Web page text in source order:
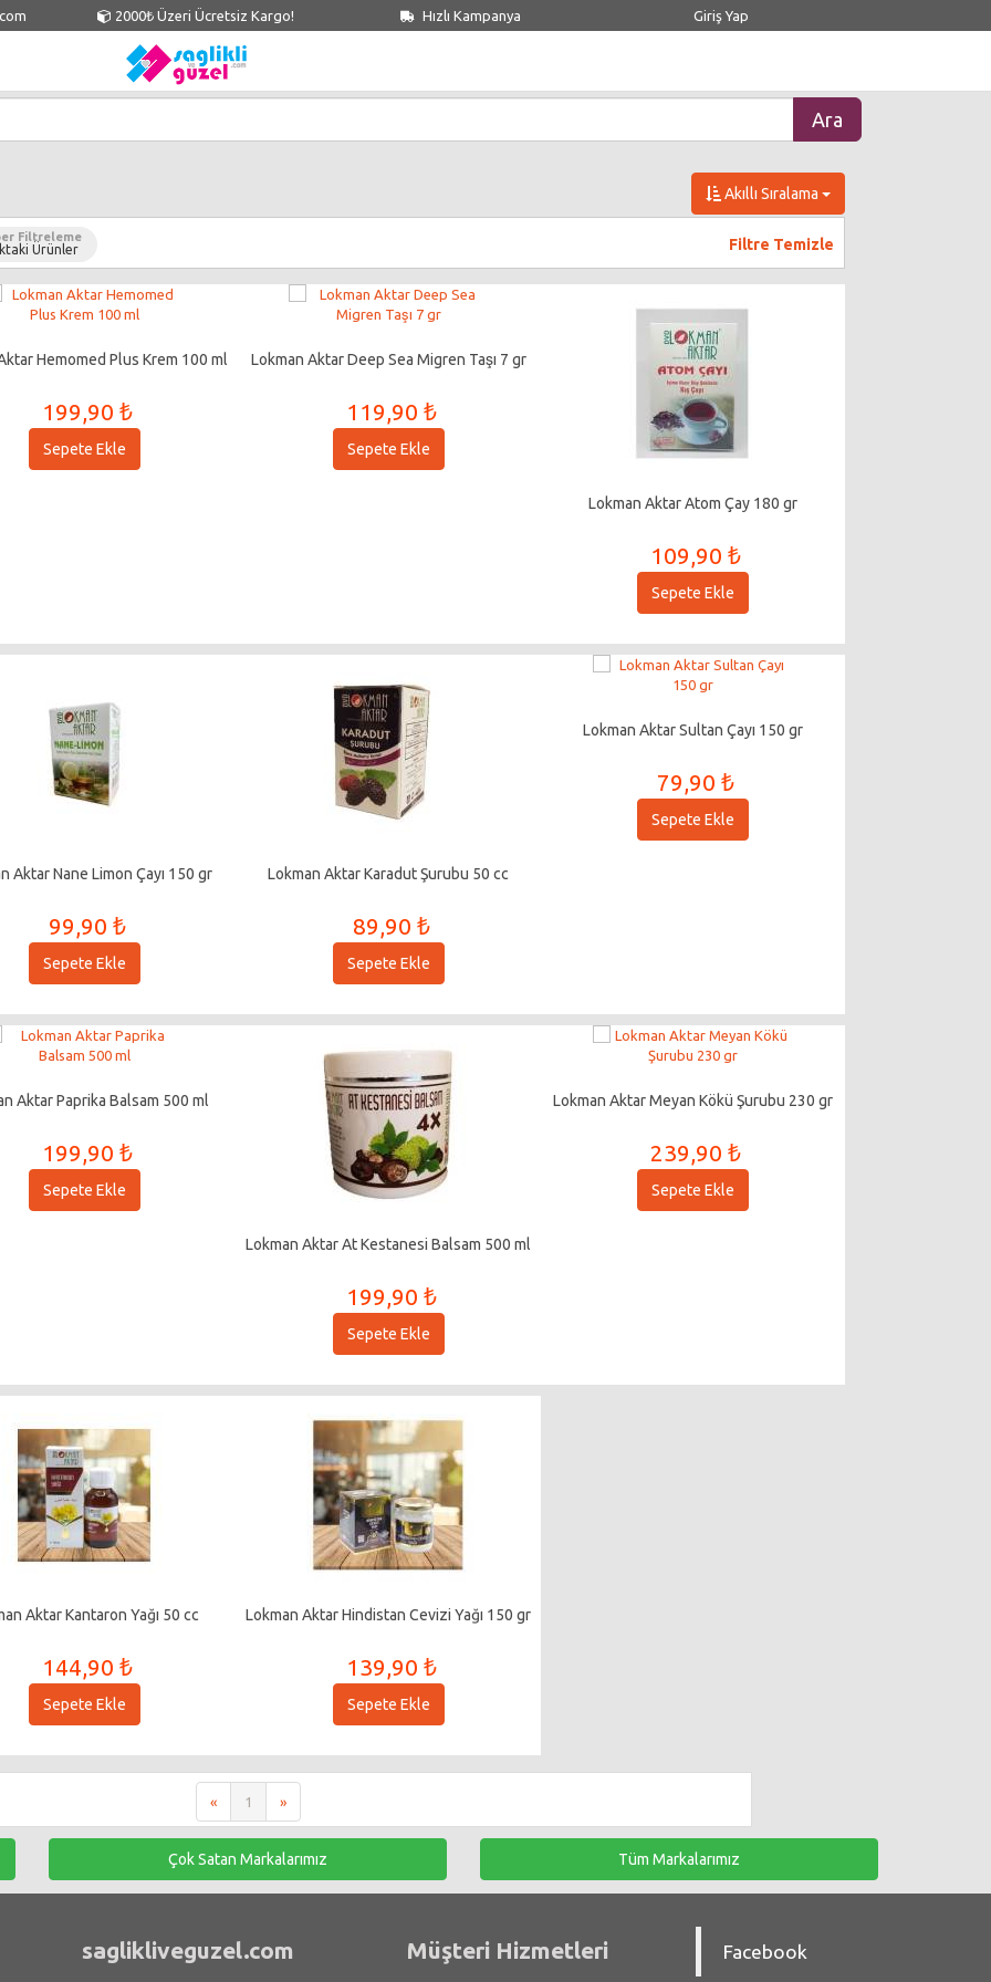
2000₺ Üzeri Ücretsiz Kargo! Hızlı Kampanya Giriş Yap
Akıllı Sıralama
Filtreleme
Ürünler Filtre Temizle
Hemomed Plus Krem 100 ml
199,90 ₺
Sepete Ekle
Lokman Aktar Deep Sea Migren Taşı 7 gr
119,90 ₺
Sepete Ekle
Lokman Aktar Atom Çay 180 gr
109,90 ₺
Sepete Ekle
Aktar Nane Limon Çayı 150 gr
99,90 ₺
Sepete Ekle
Lokman Aktar Karadut Şurubu 50 cc
89,90 ₺
Sepete Ekle
Lokman Aktar Sultan Çayı 150 gr
79,90 ₺
Sepete Ekle
Aktar Paprika Balsam 500 ml
199,90 ₺
Sepete Ekle
Lokman Aktar At Kestanesi Balsam 500 ml
199,90 ₺
Sepete Ekle
Lokman Aktar Meyan Kökü Şurubu 230 gr
239,90 ₺
Sepete Ekle
Aktar Kantaron Yağı 50 cc
144,90 ₺
Sepete Ekle
Lokman Aktar Hindistan Cevizi Yağı 150 gr
139,90 ₺
Sepete Ekle
« 1 »
Çok Satan Markalarımız Tüm Markalarımız
saglikliveguzel.com Müşteri Hizmetleri Facebook